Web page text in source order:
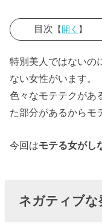
目次 【開く 】
› ネガティブな
発言をしない
› コイバナをし
ない
さない
特別美人ではないの
ない女性がいます。
色々なモテテクがあ
た部分があるからモ
今回はモテる女がし
ネガティブな